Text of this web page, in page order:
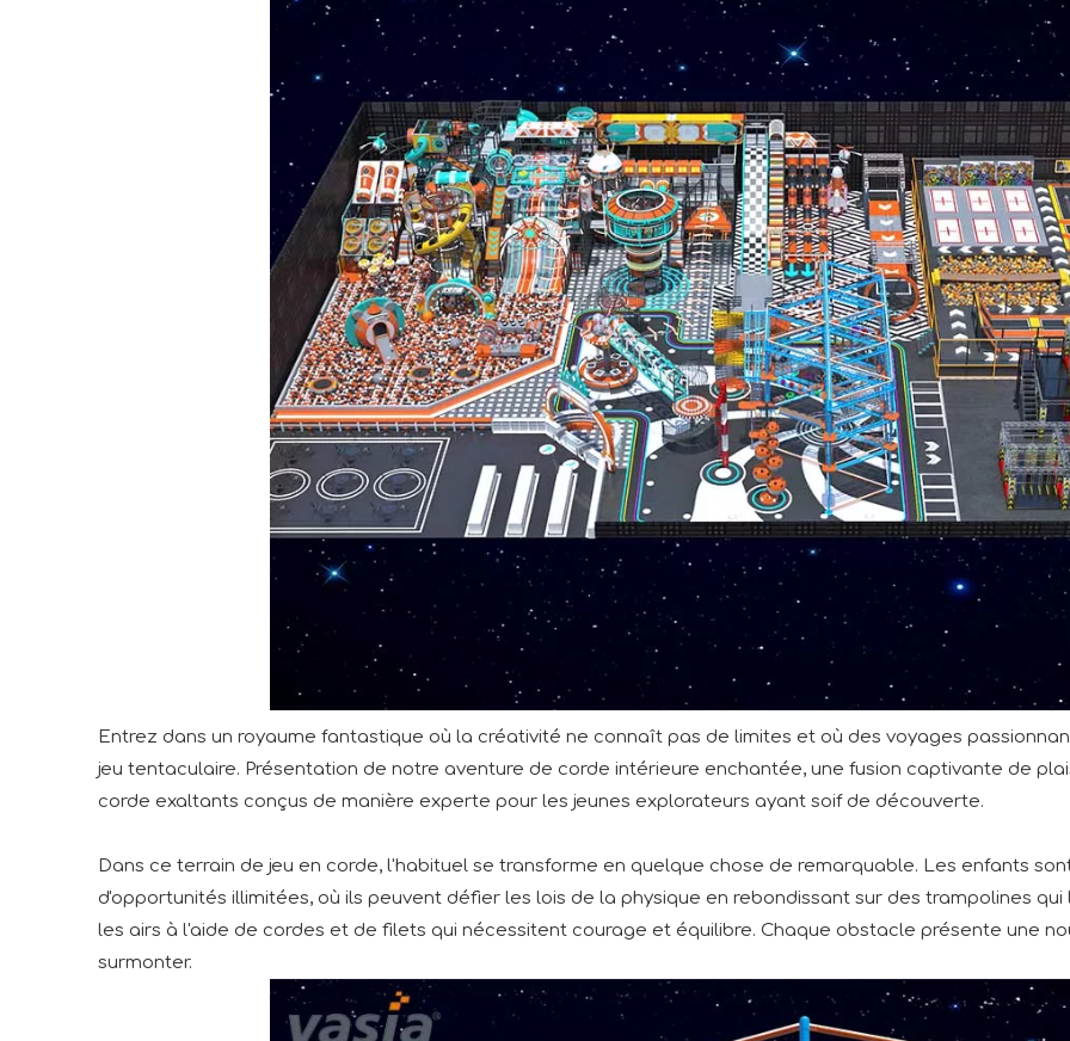
Entrez dans un royaume fantastique où la créativité ne connaît pas de limites et où des voyages
jeu tentaculaire. Présentation de notre aventure de corde intérieure enchantée, une fusion captivante de
corde exaltants conçus de manière experte pour les jeunes explorateurs ayant soif de découverte.
Dans ce terrain de jeu en corde, l'habituel se transforme en quelque chose de remarquable. Les enfants
d'opportunités illimitées, où ils peuvent défier les lois de la physique en rebondissant sur des trampolines
les airs à l'aide de cordes et de filets qui nécessitent courage et équilibre. Chaque obstacle présente une
surmonter.